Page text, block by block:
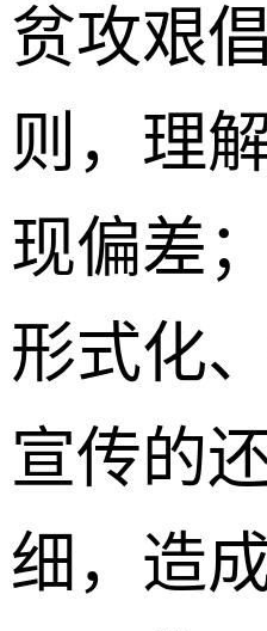
贫攻艰
则，理
现偏差
形式化
宣传的
细，造